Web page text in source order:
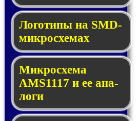
Логотипы на SMD-
мик­ро­схе­мах
Микросхема
AMS1117 и ее ана­
ло­ги